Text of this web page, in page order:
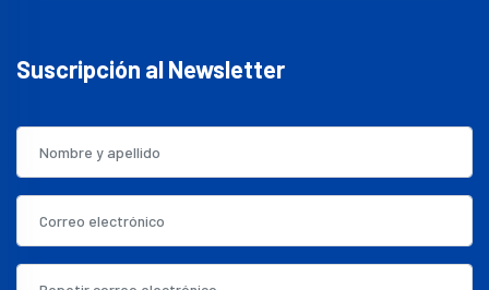
Suscripción al Newsletter